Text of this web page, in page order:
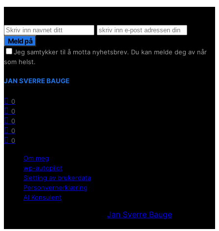
Meld på
Jeg samtykker til å motta nyhetsbrev. Du kan melde deg av når
som helst.
JAN SVERRE BAUGE
0
0
0
0
0
Om meg
wp-autopilot
Sletting av brukerdata
Personvernerklæring
AI Konsulent
Jan Sverre Bauge